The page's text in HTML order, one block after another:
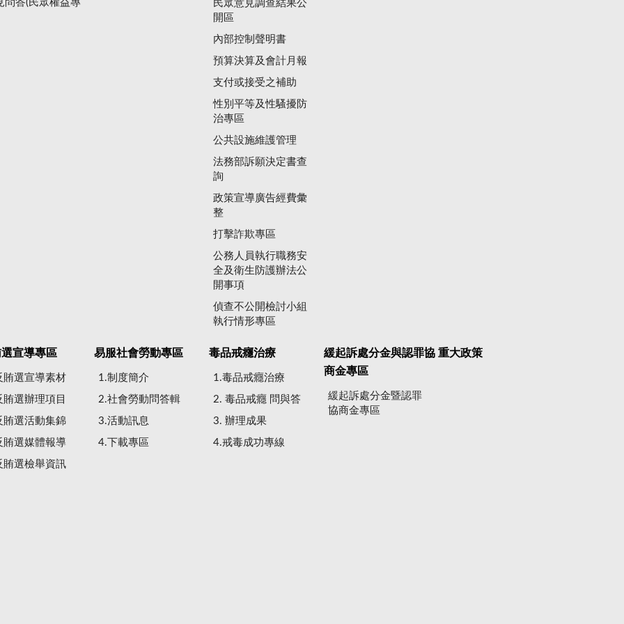
問答(民眾權益專
民眾意見調查結果公
開區
內部控制聲明書
預算決算及會計月報
支付或接受之補助
性別平等及性騷擾防
治專區
公共設施維護管理
法務部訴願決定書查
詢
政策宣導廣告經費彙
整
打擊詐欺專區
公務人員執行職務安
全及衛生防護辦法公
開事項
偵查不公開檢討小組
執行情形專區
宣導專區
賄選宣導素材
賄選辦理項目
賄選活動集錦
賄選媒體報導
賄選檢舉資訊
易服社會勞動專區
1.制度簡介
2.社會勞動問答輯
3.活動訊息
4.下載專區
毒品戒癮治療
1.毒品戒癮治療
2. 毒品戒癮 問與答
3. 辦理成果
4.戒毒成功專線
緩起訴處分金與認罪協
商金專區
緩起訴處分金暨認罪
協商金專區
重大政策